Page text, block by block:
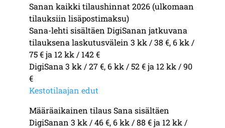
Sanan kaikki tilaushinnat 2026 (ulkomaan
tilauksiin lisäpostimaksu)
Sana-lehti sisältäen DigiSanan jatkuvana
tilauksena laskutusvälein 3 kk / 38 €, 6 kk /
75 € ja 12 kk / 142 €
DigiSana 3 kk / 27 €, 6 kk / 52 € ja 12 kk / 90
€
Kestotilaajan edut
Määräaikainen tilaus Sana sisältäen
DigiSanan 3 kk / 46 €, 6 kk / 88 € ja 12 kk /